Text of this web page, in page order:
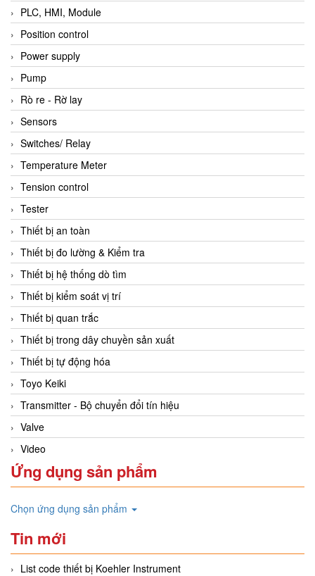
PLC, HMI, Module
Position control
Power supply
Pump
Rò re - Rờ lay
Sensors
Switches/ Relay
Temperature Meter
Tension control
Tester
Thiết bị an toàn
Thiết bị đo lường & Kiểm tra
Thiết bị hệ thống dò tìm
Thiết bị kiểm soát vị trí
Thiết bị quan trắc
Thiết bị trong dây chuyền sản xuất
Thiết bị tự động hóa
Toyo Keiki
Transmitter - Bộ chuyển đổi tín hiệu
Valve
Video
Ứng dụng sản phẩm
Chọn ứng dụng sản phẩm
Tin mới
List code thiết bị Koehler Instrument